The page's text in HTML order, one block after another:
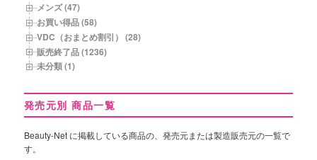
メンズ (47)
お買い得品 (58)
VDC（おまとめ割引） (28)
販売終了品 (1236)
未分類 (1)
発売元別 商品一覧
Beauty-Net に掲載している商品の、発売元または製造販売元の一覧で
す。